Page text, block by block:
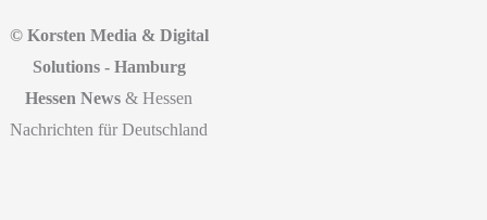
© Korsten Media & Digital
Solutions - Hamburg
Hessen News & Hessen
Nachrichten für Deutschland